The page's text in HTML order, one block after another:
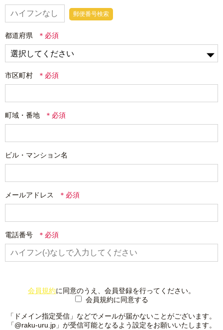
郵便番号検索
都道府県
市区町村
町域・番地
ビル・マンション名
メールアドレス
電話番号
会員規約に同意のうえ、会員登録を行ってください。
会員規約に同意する
「ドメイン指定受信」などでメールが届かないことがございます。
「@raku-uru.jp」が受信可能となるよう設定をお願いいたします。